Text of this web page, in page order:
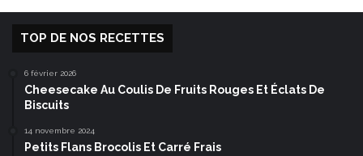
TOP DE NOS RECETTES
6 février 2026
Cheesecake Au Coulis De Fruits Rouges Et Éclats De
Biscuits
14 novembre 2024
Petits Flans Brocolis Et Carré Frais